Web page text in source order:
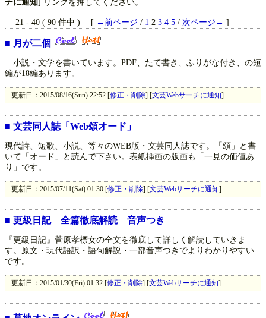
チに通知] リンクを押してください。
21 - 40 ( 90 件中 ) [ ←前ページ / 1 2 3 4 5 / 次ページ→ ]
■ 月が二個
小説・文学を書いています。PDF、たて書き、ふりがな付き、の短
編が18編あります。
更新日：2015/08/16(Sun) 22:52 [修正・削除] [文芸Webサーチに通知]
■ 文芸同人誌「Web頌オード」
現代詩、短歌、小説、等々のWEB版・文芸同人誌です。「頌」と書
いて「オード」と読んで下さい。表紙挿画の版画も「一見の価値あ
り」です。
更新日：2015/07/11(Sat) 01:30 [修正・削除] [文芸Webサーチに通知]
■ 更級日記 全篇徹底解読 音声つき
『更級日記』菅原孝標女の全文を徹底して詳しく解読していきま
す。原文・現代語訳・語句解説・一部音声つきでよりわかりやすい
です。
更新日：2015/01/30(Fri) 01:32 [修正・削除] [文芸Webサーチに通知]